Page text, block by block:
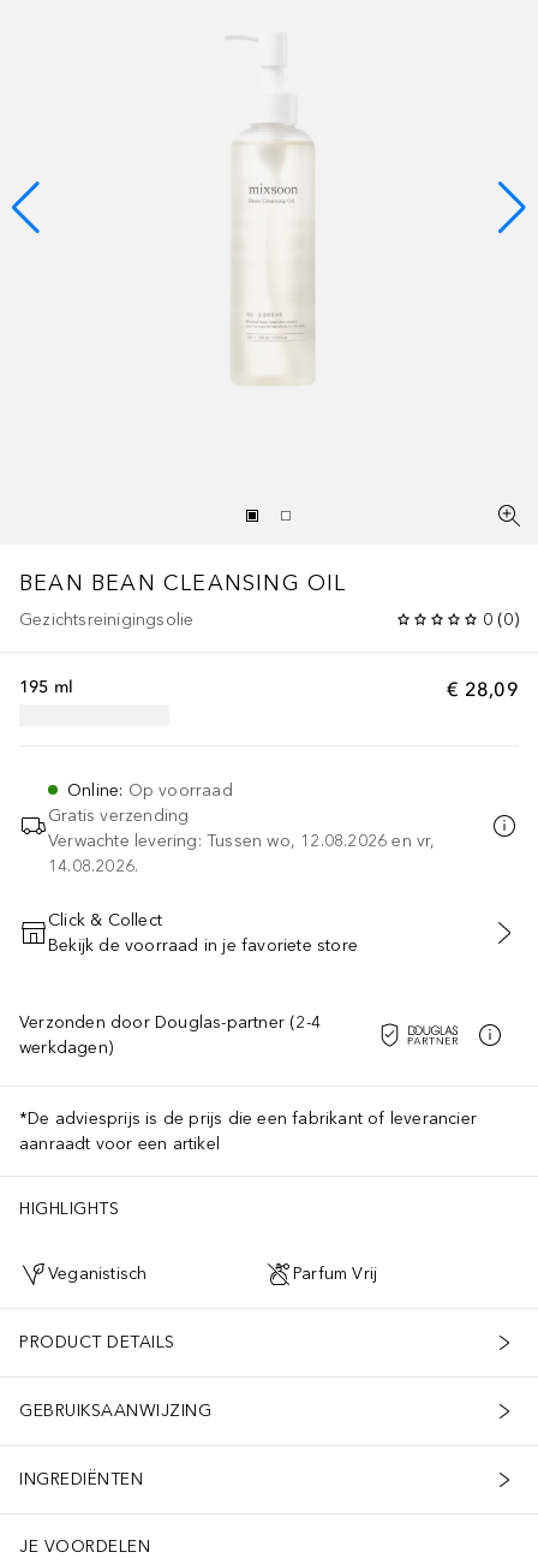
BEAN BEAN CLEANSING OIL
Gezichtsreinigingsolie 0 (0)
€ 28,09
195 ml
Online: Op voorraad
Gratis verzending
Verwachte levering: Tussen wo, 12.08.2026 en vr,
14.08.2026.
VOEG TOE AAN WINKELMANDJE
Click & Collect
Bekijk de voorraad in je favoriete store
Verzonden door Douglas-partner (2-4
werkdagen)
*De adviesprijs is de prijs die een fabrikant of leverancier
aanraadt voor een artikel
HIGHLIGHTS
Veganistisch Parfum Vrij
PRODUCT DETAILS
GEBRUIKSAANWIJZING
INGREDIËNTEN
JE VOORDELEN